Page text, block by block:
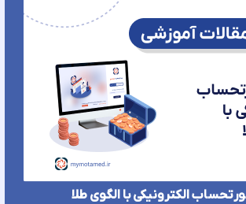
الکترونیکی با الگوی طلا